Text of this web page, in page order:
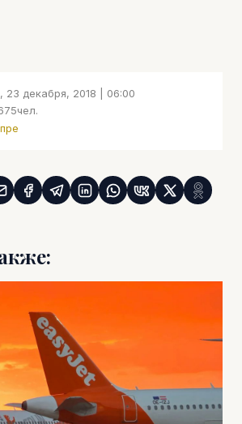
23 декабря, 2018 | 06:00
чел.